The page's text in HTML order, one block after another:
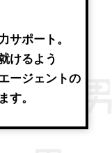
サポート。
けるよう
ージェントの
す。